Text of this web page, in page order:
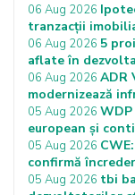
06 Aug 2026
tranzacții
06 Aug 2026 5
aflate în
06 Aug 2026 ADR
modernizează
05 Aug 2026
european și
05 Aug 2026
confirmă
05 Aug 2026 tbi